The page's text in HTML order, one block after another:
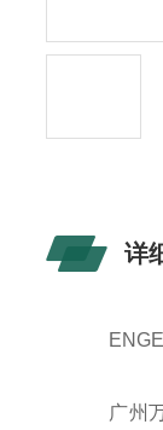
详
ENGEL
广州万